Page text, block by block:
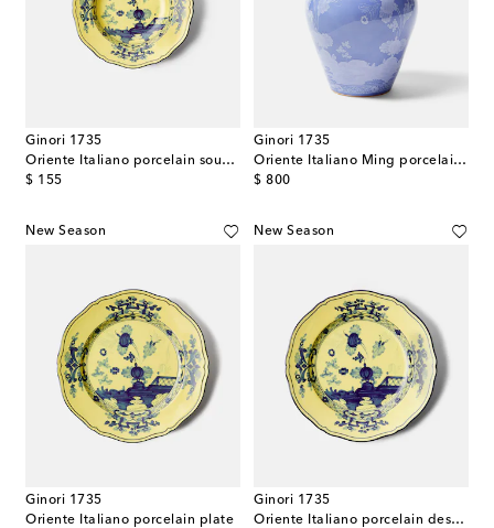
Ginori 1735
Oriente Italiano porcelain soup plate
$ 155
original price
Ginori 1735
Oriente Italiano Ming porcelain vase
$ 800
original price
New Season
Ginori 1735
Oriente Italiano porcelain plate
New Season
Ginori 1735
Oriente Italiano porcelain dessert plate